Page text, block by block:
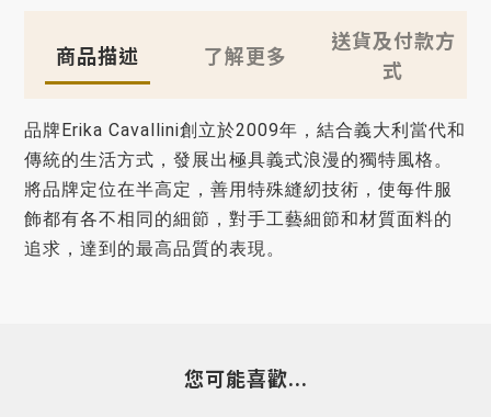
商品描述 了解更多
送貨及付款方
式
品牌Erika Cavallini創立於2009年，結合義大利當代和
傳統的生活方式，發展出極具義式浪漫的獨特風格。
將品牌定位在半高定，善用特殊縫紉技術，使每件服
飾都有各不相同的細節，對手工藝細節和材質面料的
追求，達到的最高品質的表現。
您可能喜歡...